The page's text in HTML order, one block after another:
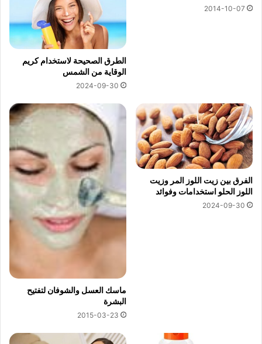
2014-10-07
الطرق الصحيحة لاستخدام كريم
الوقاية من الشمس
2024-09-30
الفرق بين زيت اللوز المر وزيت
اللوز الحلو استخدامات وفوائد
2024-09-30
ماسك العسل والشوفان لتفتيح
البشرة
2015-03-23